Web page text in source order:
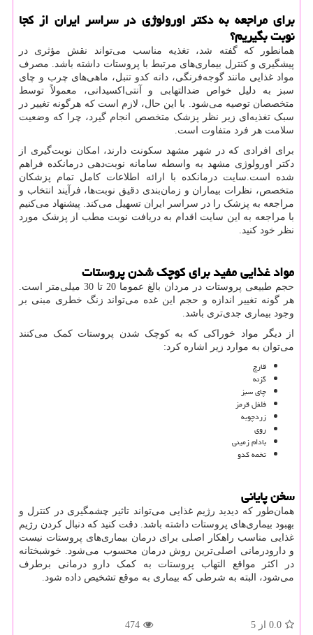
برای مراجعه به دکتر اورولوژی در سراسر ایران از کجا
نوبت بگیریم؟
همانطور که گفته شد، تغذیه مناسب می‌تواند نقش مؤثری در
پیشگیری و کنترل بیماری‌های مرتبط با پروستات داشته باشد. مصرف
مواد غذایی مانند گوجه‌فرنگی، دانه کدو تنبل، ماهی‌های چرب و چای
سبز به دلیل خواص ضدالتهابی و آنتی‌اکسیدانی، معمولاً توسط
متخصصان توصیه می‌شود. با این حال، لازم است که هرگونه تغییر در
سبک تغذیه‌ای زیر نظر پزشک متخصص انجام گیرد، چرا که وضعیت
سلامت هر فرد متفاوت است.
برای افرادی که در شهر مشهد سکونت دارند، امکان نوبت‌گیری از
دکتر اورولوژی مشهد به واسطه سامانه نوبت‌دهی درمانکده فراهم
شده است.سایت درمانکده با ارائه اطلاعات کامل تمام پزشکان
متخصص، نظرات بیماران و زمان‌بندی دقیق نوبت‌ها، فرآیند انتخاب و
مراجعه به پزشک را در سراسر ایران تسهیل می‌کند. پیشنهاد می‌کنیم
با مراجعه به این سایت اقدام به دریافت نوبت مطب از پزشک مورد
نظر خود کنید.
مواد غذایی مفید برای کوچک شدن پروستات
حجم طبیعی پروستات در مردان بالغ عموما 20 تا 30 میلی‌متر است.
هر گونه تغییر اندازه و حجم این غده می‌تواند زنگ خطری مبنی بر
وجود بیماری جدی‌تری باشد.
از دیگر مواد خوراکی که به کوچک شدن پروستات کمک می‌کنند
می‌‌توان به موارد زیر اشاره کرد:
قارچ
گزنه
چای سبز
فلفل قرمز
زردچوبه
روی
بادام زمینی
تخمه کدو
سخن پایانی
همان‌طور که دیدید رژیم غذایی می‌تواند تاثیر چشمگیری در کنترل و
بهبود بیماری‌های پروستات داشته باشد. دقت کنید که دنبال کردن رژیم
غذایی مناسب راهکار اصلی برای درمان بیماری‌های پروستات نیست
و دارودرمانی اصلی‌ترین روش درمان محسوب می‌شود. خوشبختانه
در اکثر مواقع التهاب پروستات به کمک دارو درمانی برطرف
می‌شود، البته به شرطی که بیماری به موقع تشخیص داده شود.
0.0 از 5
474